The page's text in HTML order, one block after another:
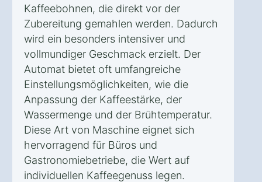
Kaffeebohnen, die direkt vor der
Zubereitung gemahlen werden. Dadurch
wird ein besonders intensiver und
vollmundiger Geschmack erzielt. Der
Automat bietet oft umfangreiche
Einstellungsmöglichkeiten, wie die
Anpassung der Kaffeestärke, der
Wassermenge und der Brühtemperatur.
Diese Art von Maschine eignet sich
hervorragend für Büros und
Gastronomiebetriebe, die Wert auf
individuellen Kaffeegenuss legen.